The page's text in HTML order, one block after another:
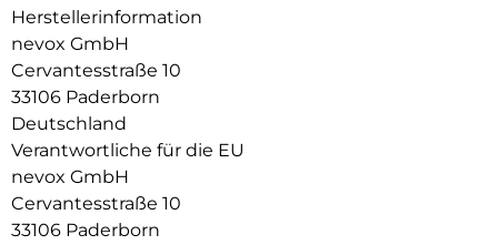
verwendet, dadurch wird ein zerkratzen des Smartphones
verhindert.
Die Anschlüsse, Knöpfe und Kamera bleiben voll zugänglich.
Hochwertiges Schmutzabweisendes Silikon Material.
Herstellerinformation
nevox GmbH
Cervantesstraße 10
33106 Paderborn
Deutschland
Verantwortliche für die EU
nevox GmbH
Cervantesstraße 10
33106 Paderborn